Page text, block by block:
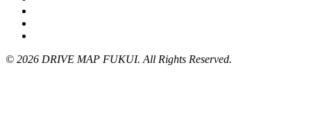
© 2026 DRIVE MAP FUKUI. All Rights Reserved.